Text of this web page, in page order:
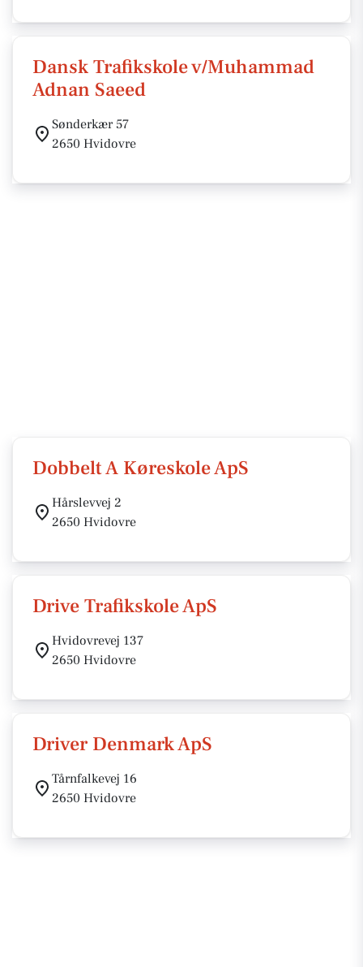
Dansk Trafikskole v/Muhammad
Adnan Saeed
Sønderkær 57
2650 Hvidovre
Dobbelt A Køreskole ApS
Hårslevvej 2
2650 Hvidovre
Drive Trafikskole ApS
Hvidovrevej 137
2650 Hvidovre
Driver Denmark ApS
Tårnfalkevej 16
2650 Hvidovre